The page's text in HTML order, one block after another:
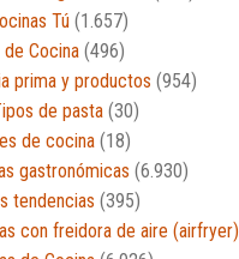
Tú (1.657)
Cocina (496)
prima y productos (954)
de pasta (30)
de cocina (18)
gastronómicas (6.930)
tendencias (395)
con freidora de aire (airfryer)